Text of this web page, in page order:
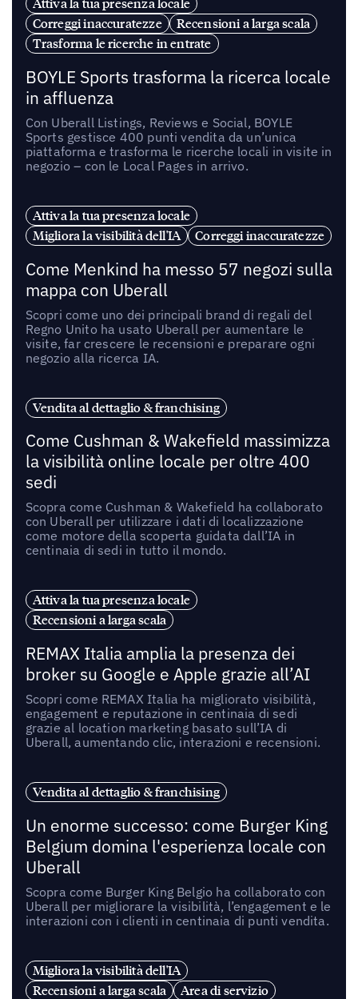
Attiva la tua presenza locale
Correggi inaccuratezze
Recensioni a larga scala
Trasforma le ricerche in entrate
BOYLE Sports trasforma la ricerca locale
in affluenza
Con Uberall Listings, Reviews e Social, BOYLE
Sports gestisce 400 punti vendita da un’unica
piattaforma e trasforma le ricerche locali in visite in
negozio – con le Local Pages in arrivo.
Attiva la tua presenza locale
Migliora la visibilità dell'IA
Correggi inaccuratezze
Come Menkind ha messo 57 negozi sulla
mappa con Uberall
Scopri come uno dei principali brand di regali del
Regno Unito ha usato Uberall per aumentare le
visite, far crescere le recensioni e preparare ogni
negozio alla ricerca IA.
Vendita al dettaglio & franchising
Come Cushman & Wakefield massimizza
la visibilità online locale per oltre 400
sedi
Scopra come Cushman & Wakefield ha collaborato
con Uberall per utilizzare i dati di localizzazione
come motore della scoperta guidata dall’IA in
centinaia di sedi in tutto il mondo.
Attiva la tua presenza locale
Recensioni a larga scala
REMAX Italia amplia la presenza dei
broker su Google e Apple grazie all’AI
Scopri come REMAX Italia ha migliorato visibilità,
engagement e reputazione in centinaia di sedi
grazie al location marketing basato sull’IA di
Uberall, aumentando clic, interazioni e recensioni.
Vendita al dettaglio & franchising
Un enorme successo: come Burger King
Belgium domina l'esperienza locale con
Uberall
Scopra come Burger King Belgio ha collaborato con
Uberall per migliorare la visibilità, l’engagement e le
interazioni con i clienti in centinaia di punti vendita.
Migliora la visibilità dell'IA
Recensioni a larga scala
Area di servizio